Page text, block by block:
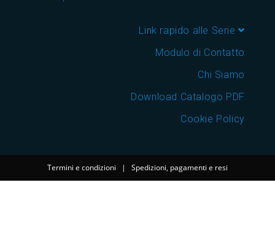
Link rapido alle Serie
Modulo di Contatto
Chi Siamo
Download Catalogo PDF
Cookie Policy
Termini e condizioni | Spedizioni, pagamenti e resi